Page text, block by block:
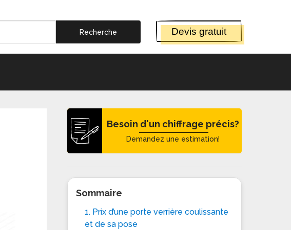
Devis gratuit
Besoin d'un chiffrage précis?
Demandez une estimation!
Sommaire
1. Prix d’une porte verrière coulissante
et de sa pose